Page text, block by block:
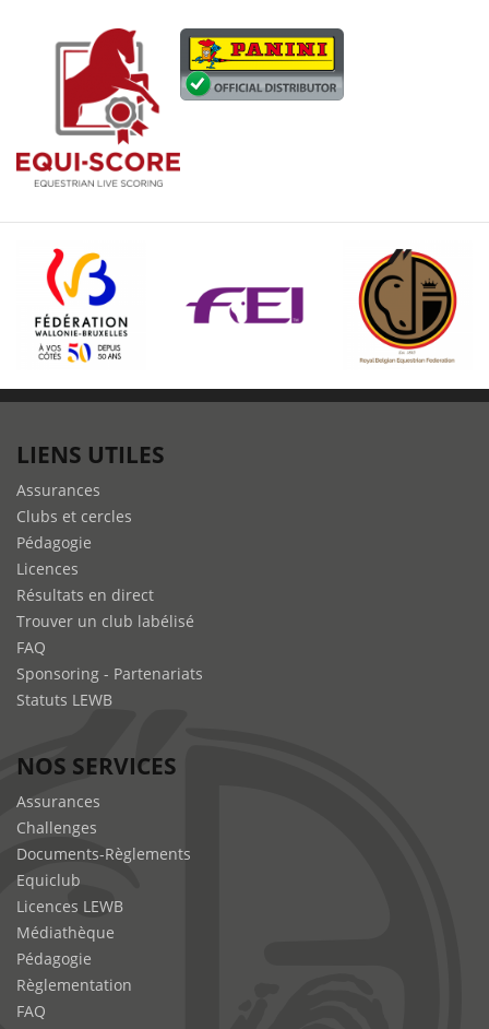
LIENS UTILES
Assurances
Clubs et cercles
Pédagogie
Licences
Résultats en direct
Trouver un club labélisé
FAQ
Sponsoring - Partenariats
Statuts LEWB
NOS SERVICES
Assurances
Challenges
Documents-Règlements
Equiclub
Licences LEWB
Médiathèque
Pédagogie
Règlementation
FAQ